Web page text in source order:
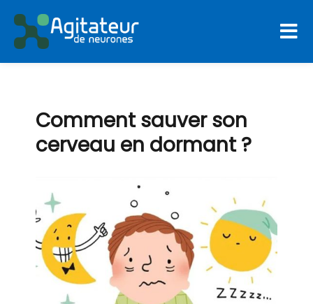
Agitateur De Neurones
Comment sauver son
cerveau en dormant ?